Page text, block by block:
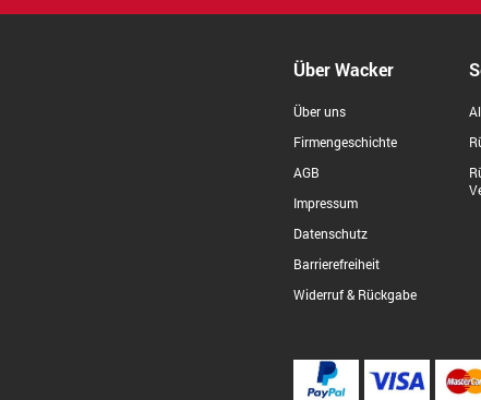
Über Wacker
Über uns
Firmengeschichte
AGB
Impressum
Datenschutz
Barrierefreiheit
Widerruf & Rückgabe